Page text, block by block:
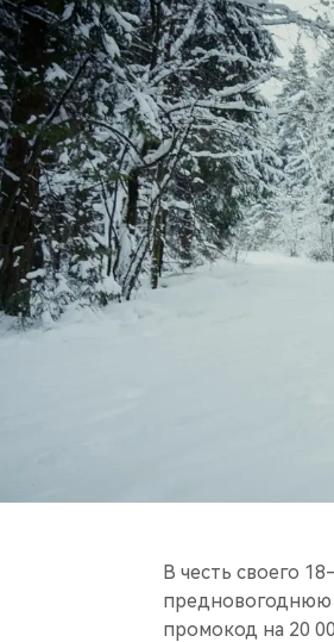
В честь своего
предновогоднюю
промокод на 20